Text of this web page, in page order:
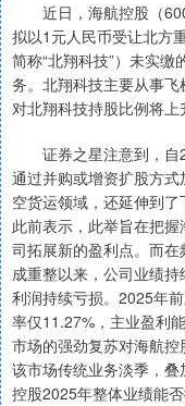
近日，海航控股（
拟以1元人民币受让北方
简称“北翔科技”）未实
务。北翔科技主要从事
对北翔科技持股比例将上
证券之星注意到，自
通过并购或增资扩股方
空货运领域，还延伸到
此前表示，此举旨在把
司拓展新的盈利点。而
成重整以来，公司业绩
利润持续亏损。2025年
率仅11.27%，主业盈利
市场的强劲复苏对海航
该市场传统业务淡季，
控股2025年整体业绩能